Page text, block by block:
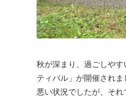
秋が深まり、過ごしや
ティバル」が開催され
悪い状況でしたが、それ